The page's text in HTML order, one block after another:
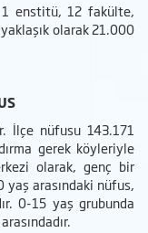
1 enstitü, 12 fakülte,
olarak 21.000
İlçe nüfusu 143.171
gerek köyleriyle
olarak, genç bir
arasındaki nüfus,
0-15 yaş grubunda